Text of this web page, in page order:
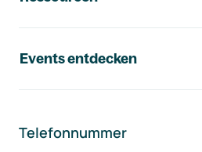
Events entdecken
Telefonnummer